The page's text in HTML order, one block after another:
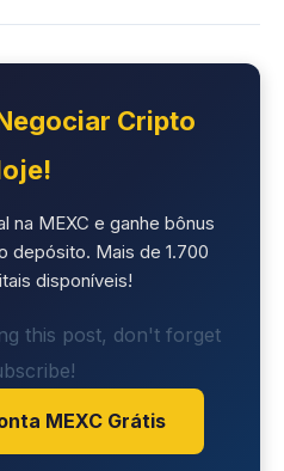
Cripto
na MEXC e ganhe bônus
depósito. Mais de 1.700
disponíveis!
this post, don't forget
MEXC Grátis